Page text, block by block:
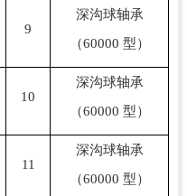
9
深沟球轴承
（60000 型）
10
深沟球轴承
（60000 型）
11
深沟球轴承
（60000 型）